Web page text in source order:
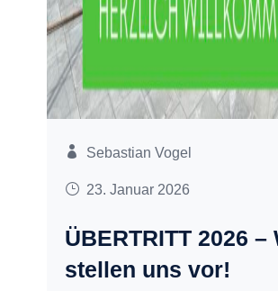
Sebastian Vogel
23. Januar 2026
ÜBERTRITT 2026 –
stellen uns vor!